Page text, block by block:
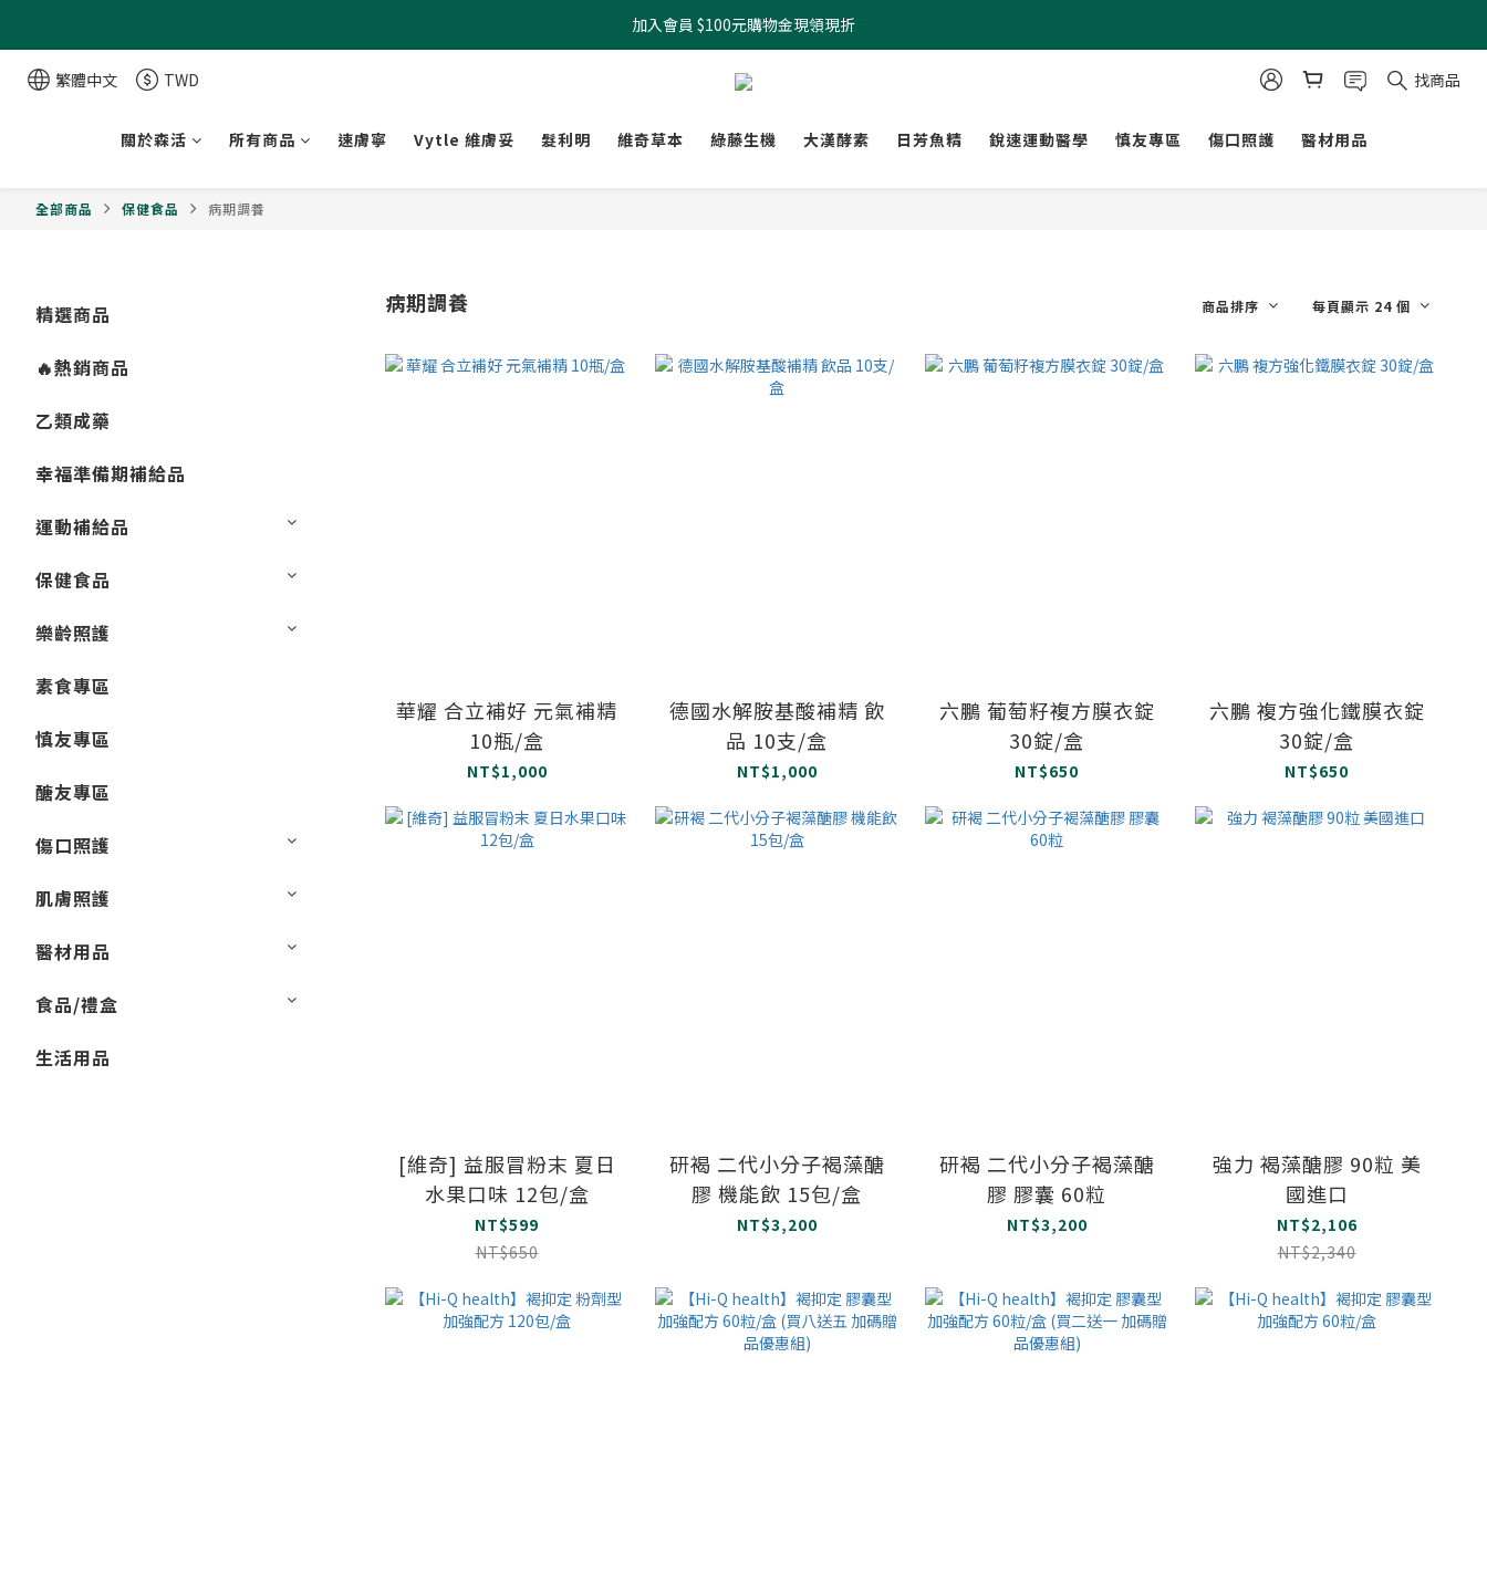
全館滿499元起 宅配免運
加入會員 $100元購物金現領現折
全館滿499元起 宅配免運
繁體中文 TWD 找商品
關於森活 所有商品 速膚寧 Vytle 維膚妥 髮利明 維奇草本 綠藤生機 大漢酵素 日芳魚精 銳速運動醫學 慎友專區 傷口照護 醫材用品
全部商品 保健食品 病期調養
精選商品
🔥熱銷商品
乙類成藥
幸福準備期補給品
運動補給品
保健食品
樂齡照護
素食專區
慎友專區
醣友專區
傷口照護
肌膚照護
醫材用品
食品/禮盒
生活用品
病期調養 商品排序 每頁顯示 24 個
華耀 合立補好 元氣補精
10瓶/盒
NT$1,000
德國水解胺基酸補精 飲
品 10支/盒
NT$1,000
六鵬 葡萄籽複方膜衣錠
30錠/盒
NT$650
六鵬 複方強化鐵膜衣錠
30錠/盒
NT$650
[維奇] 益服冒粉末 夏日
水果口味 12包/盒
NT$599
NT$650
研褐 二代小分子褐藻醣
膠 機能飲 15包/盒
NT$3,200
研褐 二代小分子褐藻醣
膠 膠囊 60粒
NT$3,200
強力 褐藻醣膠 90粒 美
國進口
NT$2,106
NT$2,340